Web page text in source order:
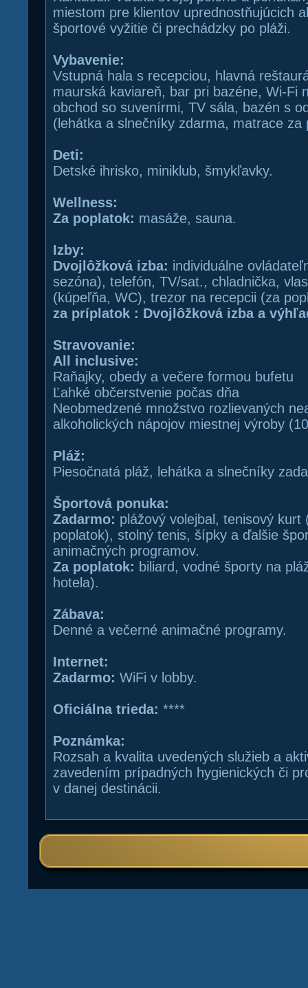
miestom pre klientov uprednostňujúcich
športové vyžitie či prechádzky po pláži.
Vybavenie:
Vstupná hala s recepciou, hlavná
maurská kaviareň, bar pri bazéne, Wi-Fi
obchod so suvenírmi, TV sála, bazén s
(lehátka a slnečníky zdarma, matrace za
Deti:
Detské ihrisko, miniklub, šmykľavky.
Wellness:
Za poplatok: masáže, sauna.
Izby:
Dvojlôžková izba: individuálne
sezóna), telefón, TV/sat., chladnička,
(kúpeľňa, WC), trezor na recepcii (za
za príplatok : Dvojlôžková izba a
Stravovanie:
All inclusive:
Raňajky, obedy a večere formou bufetu
Ľahké občerstvenie počas dňa
Neobmedzené množstvo rozlievaných
alkoholických nápojov miestnej výroby
Pláž:
Piesočnatá pláž, lehátka a slnečníky
Športová ponuka:
Zadarmo: plážový volejbal, tenisový kurt
poplatok), stolný tenis, šípky a ďalšie
animačných programov.
Za poplatok: biliard, vodné športy na
hotela).
Zábava:
Denné a večerné animačné programy.
Internet:
Zadarmo: WiFi v lobby.
Oficiálna trieda: ****
Poznámka:
Rozsah a kvalita uvedených služieb a
zavedením prípadných hygienických či
v danej destinácii.